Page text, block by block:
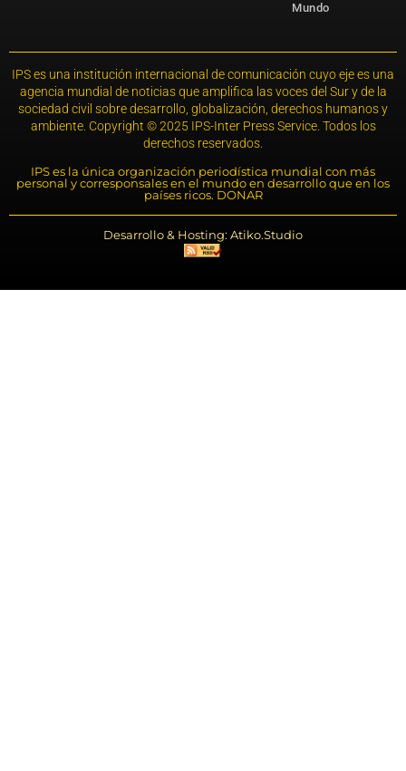
Mundo
IPS es una institución internacional de comunicación cuyo eje es una
agencia mundial de noticias que amplifica las voces del Sur y de la
sociedad civil sobre desarrollo, globalización, derechos humanos y
ambiente. Copyright © 2025 IPS-Inter Press Service. Todos los
derechos reservados.
IPS es la única organización periodística mundial con más
personal y corresponsales en el mundo en desarrollo que en los
países ricos. DONAR
Desarrollo & Hosting: Atiko.Studio